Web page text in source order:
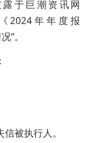
于巨潮资讯网
2024年年度报
”。
被执行人。